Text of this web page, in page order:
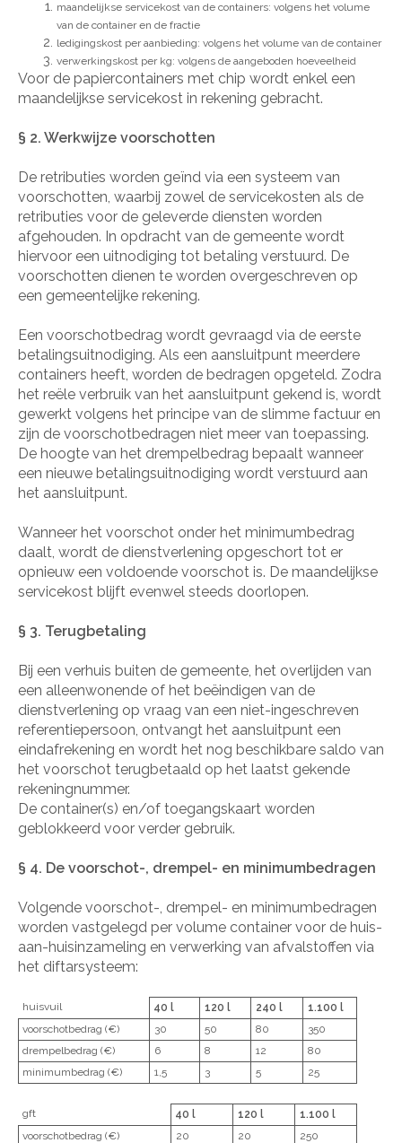
maandelijkse servicekost van de containers: volgens het volume
van de container en de fractie
ledigingskost per aanbieding: volgens het volume van de container
verwerkingskost per kg: volgens de aangeboden hoeveelheid
Voor de papiercontainers met chip wordt enkel een
maandelijkse servicekost in rekening gebracht.
§ 2. Werkwijze voorschotten
De retributies worden geïnd via een systeem van
voorschotten, waarbij zowel de servicekosten als de
retributies voor de geleverde diensten worden
afgehouden. In opdracht van de gemeente wordt
hiervoor een uitnodiging tot betaling verstuurd. De
voorschotten dienen te worden overgeschreven op
een gemeentelijke rekening.
Een voorschotbedrag wordt gevraagd via de eerste
betalingsuitnodiging. Als een aansluitpunt meerdere
containers heeft, worden de bedragen opgeteld. Zodra
het reële verbruik van het aansluitpunt gekend is, wordt
gewerkt volgens het principe van de slimme factuur en
zijn de voorschotbedragen niet meer van toepassing.
De hoogte van het drempelbedrag bepaalt wanneer
een nieuwe betalingsuitnodiging wordt verstuurd aan
het aansluitpunt.
Wanneer het voorschot onder het minimumbedrag
daalt, wordt de dienstverlening opgeschort tot er
opnieuw een voldoende voorschot is. De maandelijkse
servicekost blijft evenwel steeds doorlopen.
§ 3. Terugbetaling
Bij een verhuis buiten de gemeente, het overlijden van
een alleenwonende of het beëindigen van de
dienstverlening op vraag van een niet-ingeschreven
referentiepersoon, ontvangt het aansluitpunt een
eindafrekening en wordt het nog beschikbare saldo van
het voorschot terugbetaald op het laatst gekende
rekeningnummer.
De container(s) en/of toegangskaart worden
geblokkeerd voor verder gebruik.
§ 4. De voorschot-, drempel- en minimumbedragen
Volgende voorschot-, drempel- en minimumbedragen
worden vastgelegd per volume container voor de huis-
aan-huisinzameling en verwerking van afvalstoffen via
het diftarsysteem:
huisvuil 40 l 120 l 240 l
1.100 l
voorschotbedrag (€)
30 50 80
350
drempelbedrag (€)
6 8 12
80
minimumbedrag (€)
1,5 3 5 25
gft 40 l 120 l
1.100 l
voorschotbedrag (€)
20 20
250